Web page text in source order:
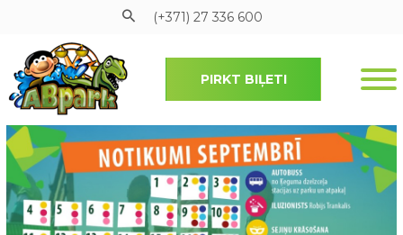
Pāriet uz galveno saturu
(+371) 27 336 600
PIRKT BIĻETI